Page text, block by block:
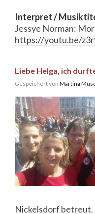
Interpret /
Jessye Norman:
https://youtu.be/
Liebe Helga, ich
Gespeichert von Martina
Nickelsdorf betreut.